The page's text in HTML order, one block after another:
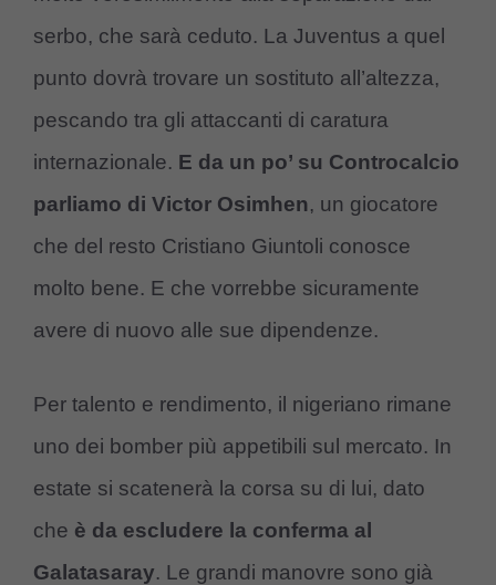
serbo, che sarà ceduto. La Juventus a quel
punto dovrà trovare un sostituto all’altezza,
pescando tra gli attaccanti di caratura
internazionale. E da un po’ su Controcalcio
parliamo di Victor Osimhen, un giocatore
che del resto Cristiano Giuntoli conosce
molto bene. E che vorrebbe sicuramente
avere di nuovo alle sue dipendenze.
Per talento e rendimento, il nigeriano rimane
uno dei bomber più appetibili sul mercato. In
estate si scatenerà la corsa su di lui, dato
che è da escludere la conferma al
Galatasaray. Le grandi manovre sono già